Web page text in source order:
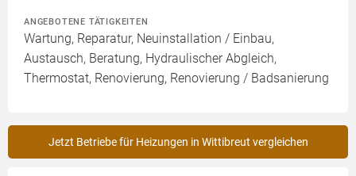
ANGEBOTENE TÄTIGKEITEN
Wartung, Reparatur, Neuinstallation / Einbau,
Austausch, Beratung, Hydraulischer Abgleich,
Thermostat, Renovierung, Renovierung / Badsanierung
Jetzt Betriebe für Heizungen in Wittibreut vergleichen